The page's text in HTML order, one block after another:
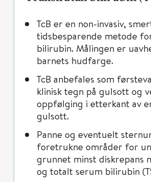
TcB er en non-invasiv,
tidsbesparende metode
bilirubin. Målingen er
barnets hudfarge.
TcB anbefales som
klinisk tegn på gulsott og
oppfølging i etterkant av
gulsott.
Panne og eventuelt
foretrukne områder for
grunnet minst diskrepans
og totalt serum bilirubin